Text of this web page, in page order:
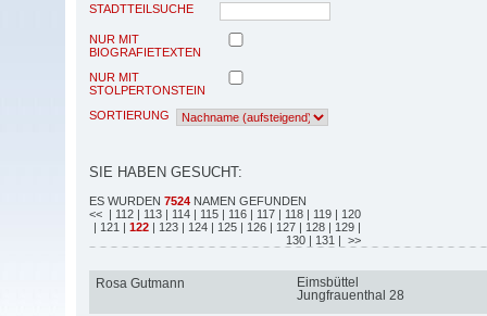
STADTTEILSUCHE
NUR MIT
BIOGRAFIETEXTEN
NUR MIT
STOLPERTONSTEIN
SORTIERUNG
SIE HABEN GESUCHT:
ES WURDEN 7524 NAMEN GEFUNDEN
<< | 112 | 113 | 114 | 115 | 116 | 117 | 118 | 119 | 120
| 121 | 122 | 123 | 124 | 125 | 126 | 127 | 128 | 129 |
130 | 131 | >>
Rosa Gutmann
Eimsbüttel
Jungfrauenthal 28